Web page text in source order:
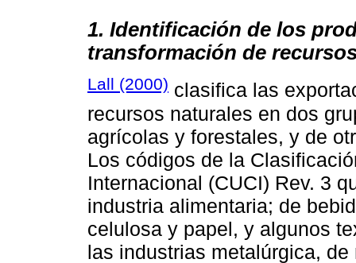
1. Identificación de los
transformación de
Lall (2000) clasifica las
recursos naturales en dos
agrícolas y forestales, y de
Los códigos de la
Internacional (CUCI) Rev. 3
industria alimentaria; de
celulosa y papel, y algunos
las industrias metalúrgica,